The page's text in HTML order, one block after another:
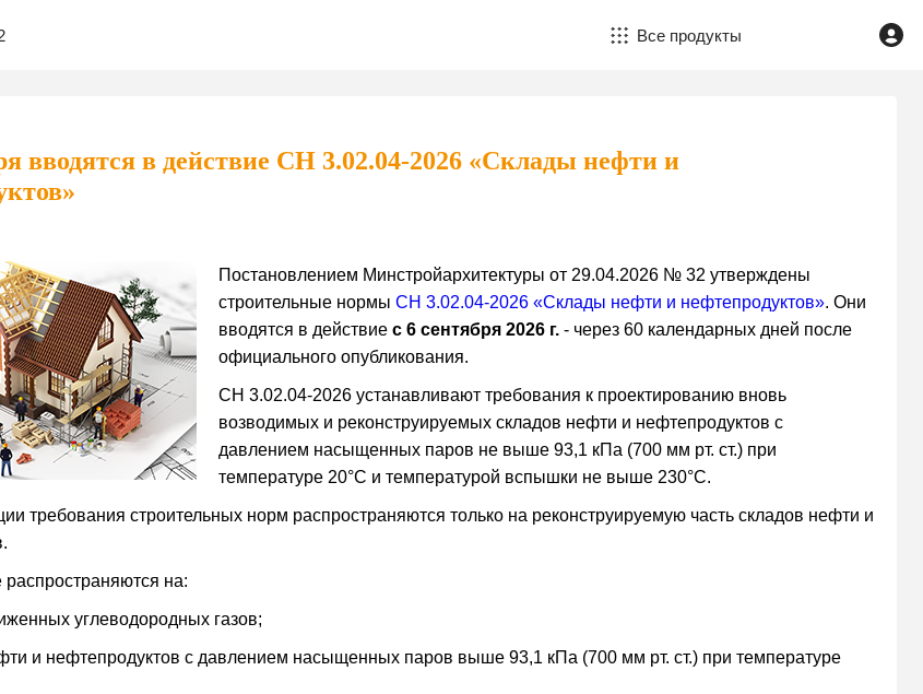
Все продукты
вводятся в действие СН 3.02.04-2026 «Склады нефти и
Постановлением Минстройархитектуры от 29.04.2026 № 32 утверждены
строительные нормы СН 3.02.04-2026 «Склады нефти и нефтепродуктов». Они
вводятся в действие с 6 сентября 2026 г. - через 60 календарных дней после
официального опубликования.
СН 3.02.04-2026 устанавливают требования к проектированию вновь
возводимых и реконструируемых складов нефти и нефтепродуктов с
давлением насыщенных паров не выше 93,1 кПа (700 мм рт. ст.) при
температуре 20°C и температурой вспышки не выше 230°C.
требования строительных норм распространяются только на реконструируемую часть складов нефти и
на:
углеводородных газов;
и нефтепродуктов с давлением насыщенных паров выше 93,1 кПа (700 мм рт. ст.) при температуре